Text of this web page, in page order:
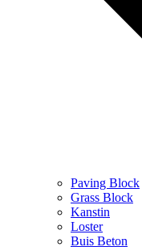
Paving Block
Grass Block
Kanstin
Loster
Buis Beton